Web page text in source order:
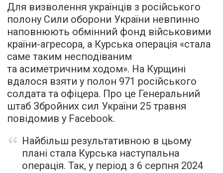
Для визволення українців з російського
полону Сили оборони України невпинно
наповнюють обмінний фонд військовими
країни-агресора, а Курська операція «стала
саме таким несподіваним
та асиметричним ходом». На Курщині
вдалося взяти у полон 971 російського
солдата та офіцера. Про це Генеральний
штаб Збройних сил України 25 травня
повідомив у Facebook.
Найбільш результативною в цьому
плані стала Курська наступальна
операція. Так, у період з 6 серпня 2024